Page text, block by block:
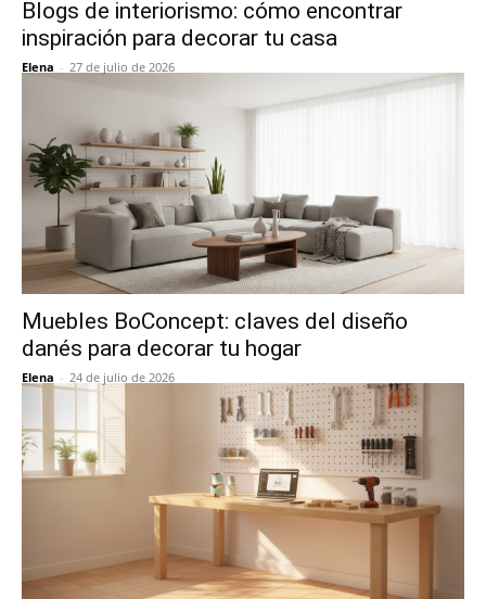
Blogs de interiorismo: cómo encontrar
inspiración para decorar tu casa
Elena - 27 de julio de 2026
Muebles BoConcept: claves del diseño
danés para decorar tu hogar
Elena - 24 de julio de 2026